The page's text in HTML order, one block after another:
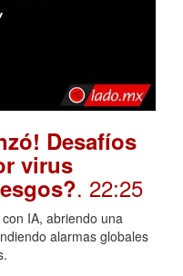
Desafíos
virus
. 22:25
IA, abriendo una
alarmas globales